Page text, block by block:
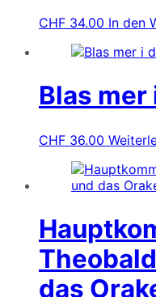
CHF 34.00 In den
Blas mer
CHF 36.00
das